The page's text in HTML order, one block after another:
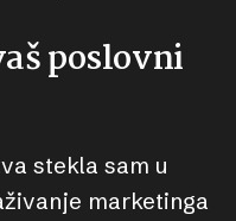
poslovni
stekla sam u
marketinga